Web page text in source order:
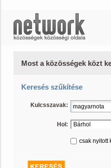
Most a közösségek közt
Keresés szűkítése
Kulcsszavak:
Hol:
csak nyitott